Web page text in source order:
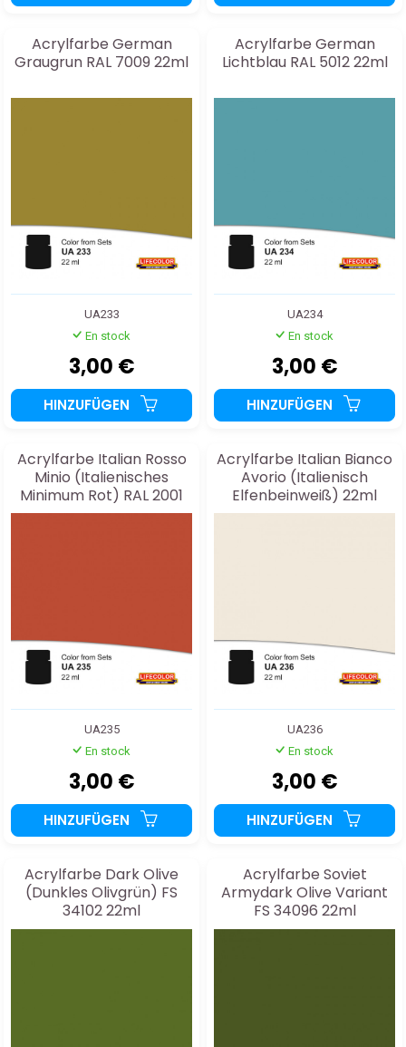
Acrylfarbe German
Graugrun RAL 7009 22ml
UA233
En stock
3,00 €
HINZUFÜGEN
Acrylfarbe German
Lichtblau RAL 5012 22ml
UA234
En stock
3,00 €
HINZUFÜGEN
Acrylfarbe Italian Rosso
Minio (Italienisches
Minimum Rot) RAL 2001
22ml
UA235
En stock
3,00 €
HINZUFÜGEN
Acrylfarbe Italian Bianco
Avorio (Italienisch
Elfenbeinweiß) 22ml
UA236
En stock
3,00 €
HINZUFÜGEN
Acrylfarbe Dark Olive
(Dunkles Olivgrün) FS
34102 22ml
Acrylfarbe Soviet
Armydark Olive Variant
FS 34096 22ml